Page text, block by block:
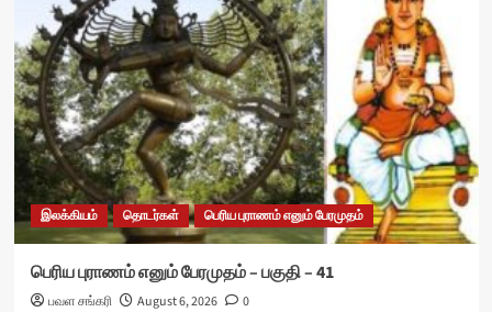
இலக்கியம் தொடர்கள் பெரிய புராணம் எனும் பேரமுதம்
பெரிய புராணம் எனும் பேரமுதம் – பகுதி – 41
பவள சங்கரி August 6, 2026 0